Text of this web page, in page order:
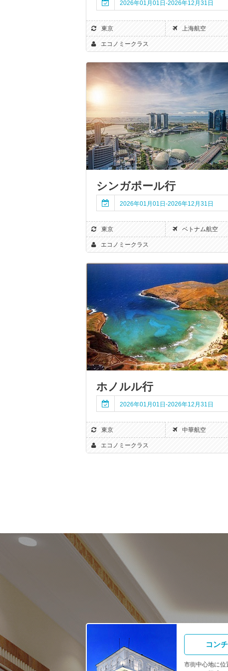
2026年01月01日-2026年12月31日
東京 上海航空
エコノミークラス
シンガポール行
2026年01月01日-2026年12月31日
東京 ベトナム航空
エコノミークラス
ホノルル行
2026年01月01日-2026年12月31日
東京 中華航空
エコノミークラス
コン
市街中心地に位